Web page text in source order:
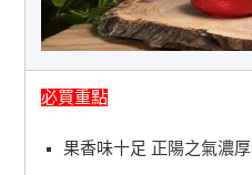
必買重點
果香味十足 正陽之氣濃厚